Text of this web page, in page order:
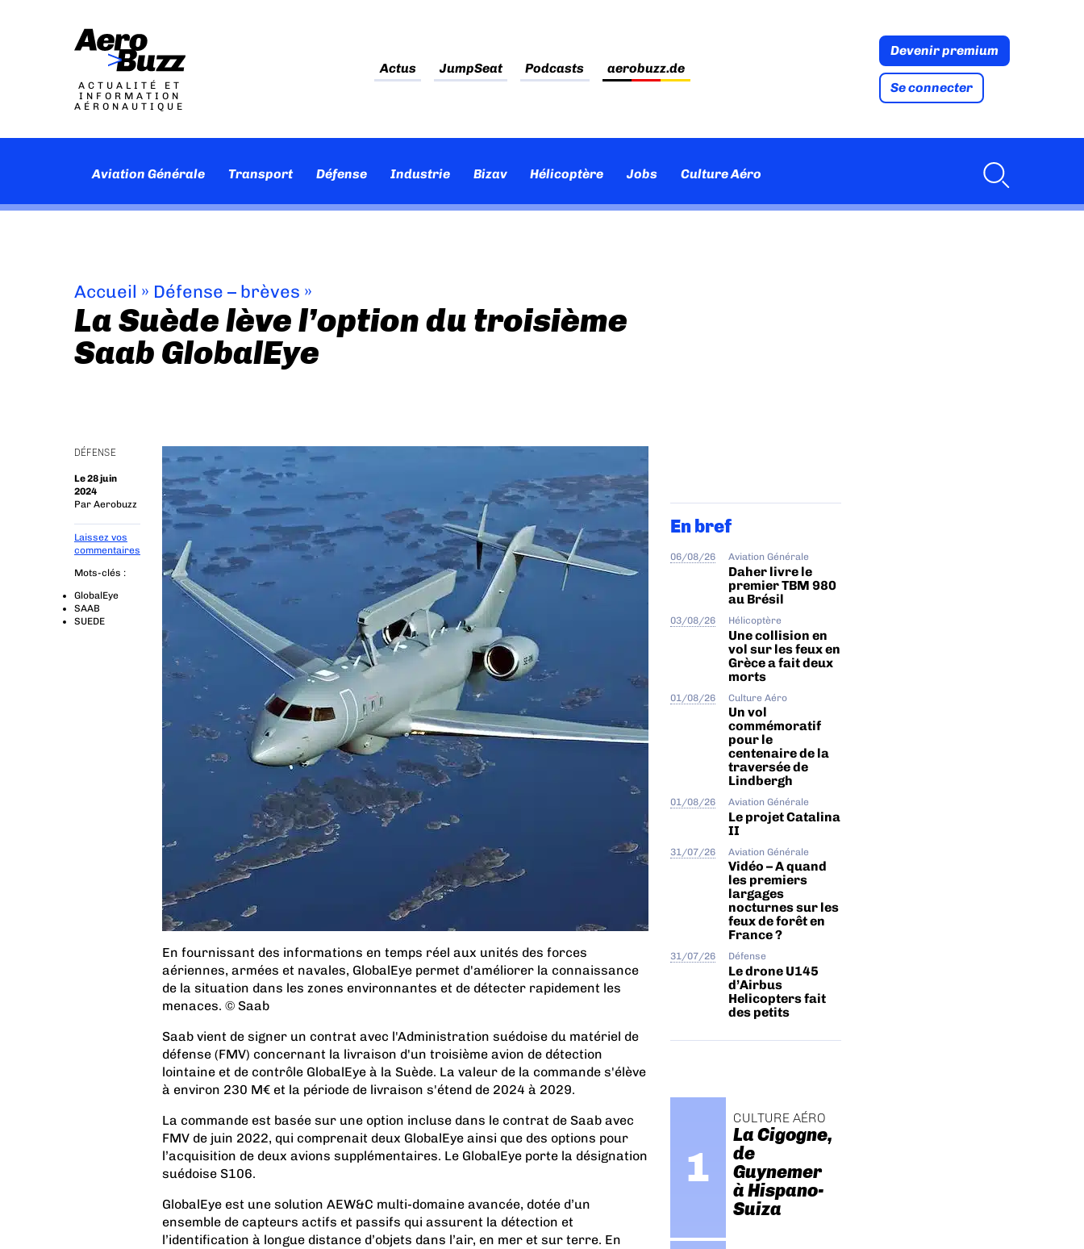
ACTUALITÉ ET
INFORMATION
AÉRONAUTIQUE
Actus JumpSeat Podcasts aerobuzz.de
Devenir premium
Se connecter
Aviation Générale Transport Défense Industrie Bizav Hélicoptère Jobs Culture Aéro
Accueil » Défense – brèves »
La Suède lève l’option du troisième
Saab GlobalEye
DÉFENSE
Le 28 juin
2024
Par Aerobuzz
Laissez vos
commentaires
Mots-clés :
GlobalEye
SAAB
SUEDE
En fournissant des informations en temps réel aux unités des forces
aériennes, armées et navales, GlobalEye permet d'améliorer la connaissance
de la situation dans les zones environnantes et de détecter rapidement les
menaces. © Saab
Saab vient de signer un contrat avec l'Administration suédoise du matériel de
défense (FMV) concernant la livraison d'un troisième avion de détection
lointaine et de contrôle GlobalEye à la Suède. La valeur de la commande s'élève
à environ 230 M€ et la période de livraison s'étend de 2024 à 2029.
La commande est basée sur une option incluse dans le contrat de Saab avec
FMV de juin 2022, qui comprenait deux GlobalEye ainsi que des options pour
l’acquisition de deux avions supplémentaires. Le GlobalEye porte la désignation
suédoise S106.
GlobalEye est une solution AEW&C multi-domaine avancée, dotée d’un
ensemble de capteurs actifs et passifs qui assurent la détection et
l’identification à longue distance d’objets dans l’air, en mer et sur terre. En
En bref
06/08/26 Aviation Générale
Daher livre le
premier TBM 980
au Brésil
03/08/26 Hélicoptère
Une collision en
vol sur les feux en
Grèce a fait deux
morts
01/08/26 Culture Aéro
Un vol
commémoratif
pour le
centenaire de la
traversée de
Lindbergh
01/08/26 Aviation Générale
Le projet Catalina
II
31/07/26 Aviation Générale
Vidéo – A quand
les premiers
largages
nocturnes sur les
feux de forêt en
France ?
31/07/26 Défense
Le drone U145
d’Airbus
Helicopters fait
des petits
CULTURE AÉRO
La Cigogne,
de
Guynemer
à Hispano-
Suiza